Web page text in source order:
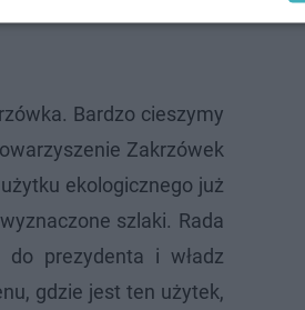
Bardzo cieszymy
Zakrzówek
ekologicznego już
szlaki. Rada
do prezydenta i władz
gdzie jest ten użytek,